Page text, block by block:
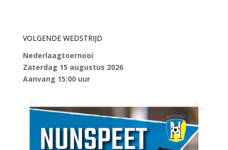
VOLGENDE WEDSTRIJD
Nederlaagtoernooi
Zaterdag 15 augustus 2026
Aanvang 15:00 uur